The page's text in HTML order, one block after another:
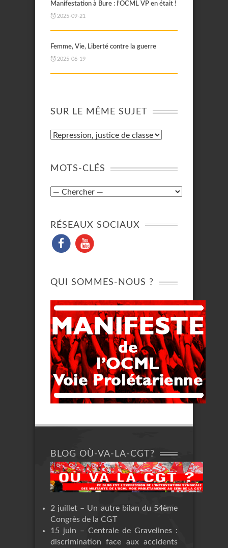
Manifestation à Bure : l’OCML VP en était !
2025-09-21
Femme, Vie, Liberté contre la guerre
2025-06-19
SUR LE MÊME SUJET
MOTS-CLÉS
RÉSEAUX SOCIAUX
QUI SOMMES-NOUS ?
BLOG OÙ-VA-LA-CGT?
2 juillet – Un autre bilan du 54ème
Congrès de la CGT
15 juin – Centrale de Gravelines :
discrimination face aux accidents